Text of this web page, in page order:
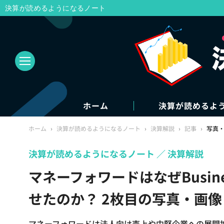
ホーム 決算が読めるよ
ホーム › 決算が読めるようになるノート › 決算解説 › 記事 › 写真
マネーフォワードはなぜ
せたのか？ 2枚目の写真・画像
決算が読めるようになるノート 決算解説
決算が読めるようになるノート